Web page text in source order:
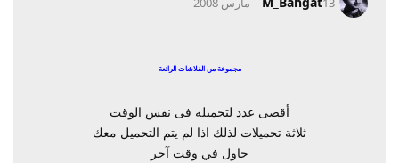
مجموعة من الفلاشات الرائعة
أقصى عدد لتحميله فى نفس الوقت
ثلاثة تحميلات لذلك اذا لم يتم التحميل معك
حاول في وقت آخر